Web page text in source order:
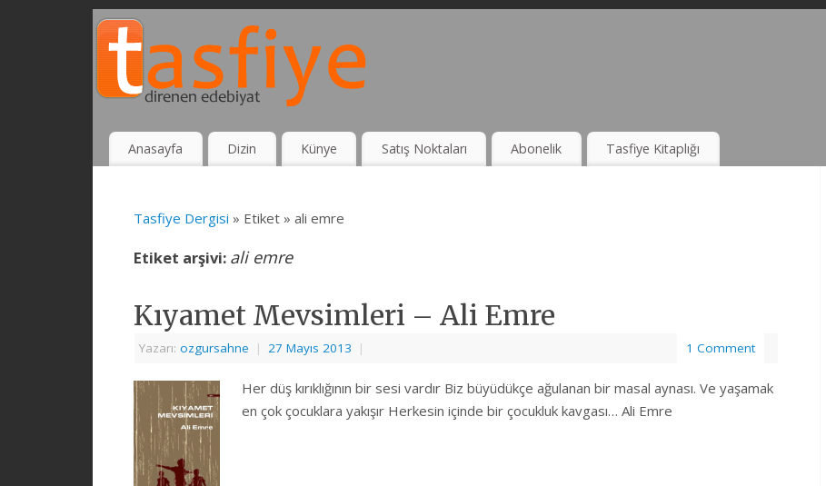
Anasayfa Dizin Künye Satış Noktaları Abonelik Tasfiye Kitaplığı
Tasfiye Dergisi » Etiket » ali emre
Etiket arşivi: ali emre
Kıyamet Mevsimleri – Ali Emre
Yazarı: ozgursahne | 27 Mayıs 2013 | 1 Comment
Her düş kırıklığının bir sesi vardır Biz büyüdükçe ağulanan bir masal aynası. Ve yaşamak
en çok çocuklara yakışır Herkesin içinde bir çocukluk kavgası… Ali Emre